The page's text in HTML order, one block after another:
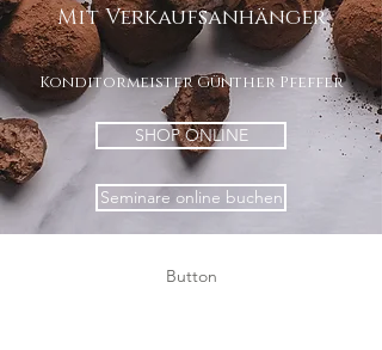
Mit Verkaufsanhänger
Konditormeister Günther Pfeffer
SHOP ONLINE
Seminare online buchen
Button